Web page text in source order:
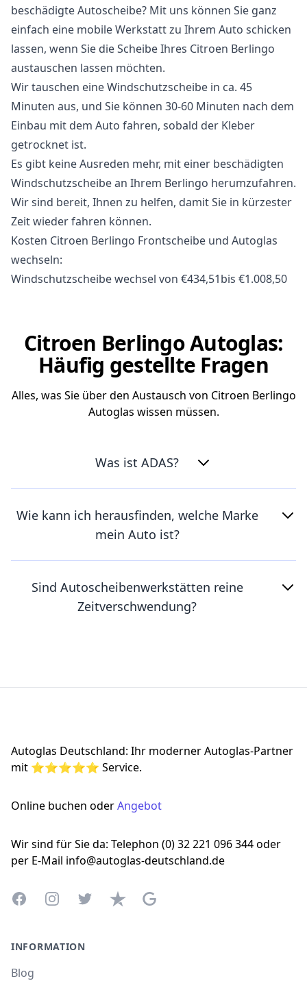
beschädigte Autoscheibe? Mit uns können Sie ganz
einfach eine mobile Werkstatt zu Ihrem Auto schicken
lassen, wenn Sie die Scheibe Ihres Citroen Berlingo
austauschen lassen möchten.
Wir tauschen eine Windschutzscheibe in ca. 45
Minuten aus, und Sie können 30-60 Minuten nach dem
Einbau mit dem Auto fahren, sobald der Kleber
getrocknet ist.
Es gibt keine Ausreden mehr, mit einer beschädigten
Windschutzscheibe an Ihrem Berlingo herumzufahren.
Wir sind bereit, Ihnen zu helfen, damit Sie in kürzester
Zeit wieder fahren können.
Kosten Citroen Berlingo Frontscheibe und Autoglas
wechseln:
Windschutzscheibe wechsel von €434,51bis €1.008,50
Citroen Berlingo Autoglas:
Häufig gestellte Fragen
Alles, was Sie über den Austausch von Citroen Berlingo
Autoglas wissen müssen.
Was ist ADAS?
Wie kann ich herausfinden, welche Marke
mein Auto ist?
Sind Autoscheibenwerkstätten reine
Zeitverschwendung?
Autoglas Deutschland: Ihr moderner Autoglas-Partner
mit ⭐⭐⭐⭐⭐ Service.
Online buchen oderAngebot
Wir sind für Sie da: Telephon (0) 32 221 096 344 oder
per E-Mail info@autoglas-deutschland.de
FacebookInstagramTwitterTrustpilotGoogle Business Profile
INFORMATION
Blog